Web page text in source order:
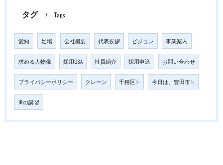
タグ Tags
愛知 足場 会社概要 代表挨拶 ビジョン 事業案内
求める人物像 採用Q&A 社員紹介 採用申込 お問い合わせ
プライバシーポリシー クレーン 千種区✨ 今日は、豊田市✨
JRの講習